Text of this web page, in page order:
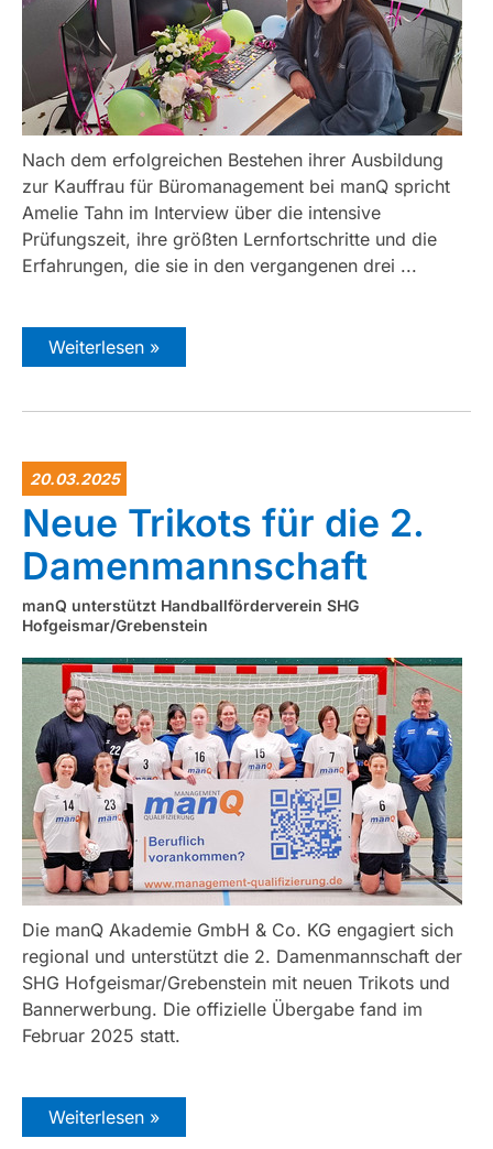
Nach dem erfolgreichen Bestehen ihrer Ausbildung
zur Kauffrau für Büromanagement bei manQ spricht
Amelie Tahn im Interview über die intensive
Prüfungszeit, ihre größten Lernfortschritte und die
Erfahrungen, die sie in den vergangenen drei ...
Weiterlesen »
20.03.2025
Neue Trikots für die 2.
Damenmannschaft
manQ unterstützt Handballförderverein SHG
Hofgeismar/Grebenstein
Die manQ Akademie GmbH & Co. KG engagiert sich
regional und unterstützt die 2. Damenmannschaft der
SHG Hofgeismar/Grebenstein mit neuen Trikots und
Bannerwerbung. Die offizielle Übergabe fand im
Februar 2025 statt.
Weiterlesen »